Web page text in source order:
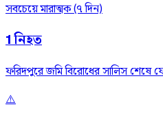
সবচেয়ে মারাত্মক (৭ দিন)
1 নিহত
ফরিদপুরে জমি বিরোধের সালিস শেষে
⚠️